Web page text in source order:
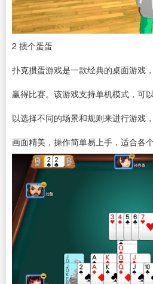
2 掼个蛋蛋
扑克掼蛋游戏是一款经典的桌面游戏
赢得比赛。该游戏支持单机模式，可
以选择不同的场景和规则来进行游戏
画面精美，操作简单易上手，适合各